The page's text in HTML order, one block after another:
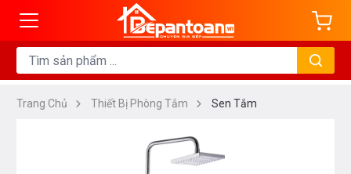
Trang Chủ Thiết Bị Phòng Tắm Sen Tắm